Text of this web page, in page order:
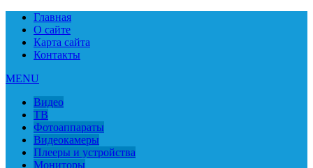
Главная
О сайте
Карта сайта
Контакты
MENU
Видео
ТВ
Фотоаппараты
Видеокамеры
Плееры и устройства
Мониторы